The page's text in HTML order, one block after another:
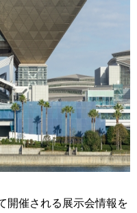
開催される展示会情報を